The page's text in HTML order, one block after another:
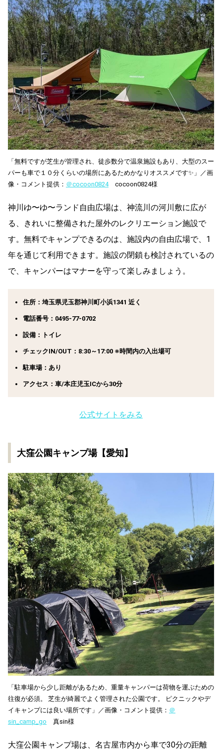
「無料ですが芝生が管理され、徒歩数分で温泉施設もあり、大型のスー
パーも車で１０分くらいの場所にあるためかなりオススメです✨」／画
像・コメント提供： ＠cocoon0824cocoon0824様
神川ゆ〜ゆ〜ランド自由広場は、神流川の河川敷に広が
る、きれいに整備された屋外のレクリエーション施設で
す。無料でキャンプできるのは、施設内の自由広場で、1
年を通じて利用できます。施設の閉鎖も検討されているの
で、キャンパーはマナーを守って楽しみましょう。
住所：埼玉県児玉郡神川町小浜1341 近く
電話番号：0495-77-0702
設備：トイレ
チェックIN/OUT：8:30～17:00 ※時間内の入出場可
駐車場：あり
アクセス：車/本庄児玉ICから30分
公式サイトをみる
大窪公園キャンプ場【愛知】
「駐車場から少し距離があるため、重量キャンパーは荷物を運ぶための
往復が必須。 芝生が綺麗でよく管理された公園です。 ピクニックやデ
イキャンプには良い場所です」／画像・コメント提供： ＠
sin_camp_go 真sin様
大窪公園キャンプ場は、名古屋市内から車で30分の距離